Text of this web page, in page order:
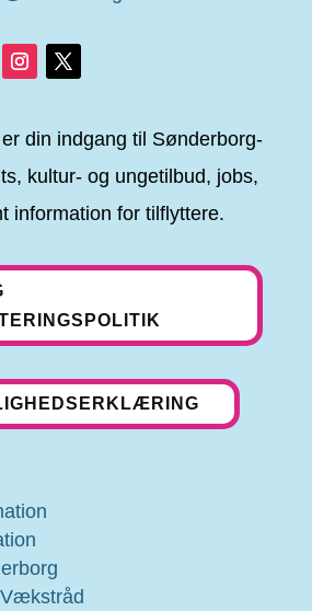
din indgang til Sønderborg-
kultur- og ungetilbud, jobs,
information for tilflyttere.